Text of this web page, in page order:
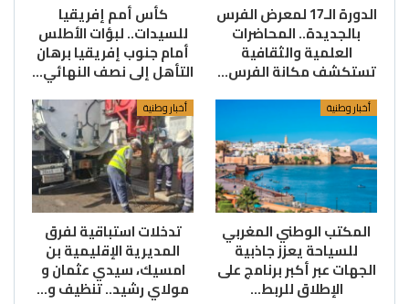
الدورة الـ17 لمعرض الفرس
بالجديدة.. المحاضرات
العلمية والثقافية
تستكشف مكانة الفرس…
كأس أمم إفريقيا
للسيدات.. لبؤات الأطلس
أمام جنوب إفريقيا برهان
التأهل إلى نصف النهائي…
أخبار وطنية
المكتب الوطني المغربي
للسياحة يعزز جاذبية
الجهات عبر أكبر برنامج على
الإطلاق للربط…
أخبار وطنية
تدخلات استباقية لفرق
المديرية الإقليمية بن
امسيك، سيدي عثمان و
مولاي رشيد.. تنظيف و…